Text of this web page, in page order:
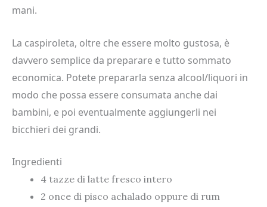
mani.
La caspiroleta, oltre che essere molto gustosa, è
davvero semplice da preparare e tutto sommato
economica. Potete prepararla senza alcool/liquori in
modo che possa essere consumata anche dai
bambini, e poi eventualmente aggiungerli nei
bicchieri dei grandi.
Ingredienti
4 tazze di latte fresco intero
2 once di pisco achalado oppure di rum